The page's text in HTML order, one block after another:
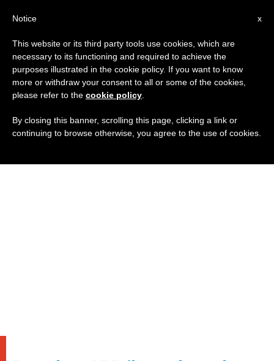
x
Notice
This website or its third party tools use cookies, which are
necessary to its functioning and required to achieve the
purposes illustrated in the cookie policy. If you want to know
more or withdraw your consent to all or some of the cookies,
please refer to the cookie policy
By closing this banner, scrolling this page, clicking a link or
continuing to browse otherwise, you agree to the use of cookies.